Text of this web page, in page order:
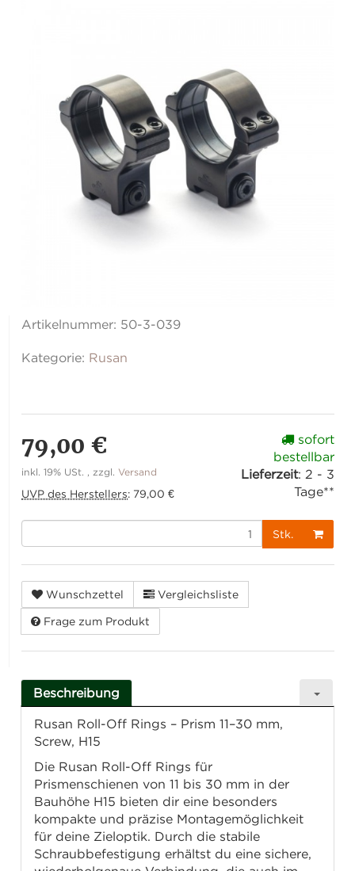
Artikelnummer: 50-3-039
Kategorie: Rusan
79,00 €
inkl. 19% USt. , zzgl.Versand
UVP des Herstellers: 79,00 €
sofort
bestellbar
Lieferzeit: 2 - 3
Tage**
Stk.
Wunschzettel Vergleichsliste
Frage zum Produkt
Beschreibung
Rusan Roll-Off Rings – Prism 11–30 mm,
Screw, H15
Die Rusan Roll-Off Rings für
Prismenschienen von 11 bis 30 mm in der
Bauhöhe H15 bieten dir eine besonders
kompakte und präzise Montagemöglichkeit
für deine Zieloptik. Durch die stabile
Schraubbefestigung erhältst du eine sichere,